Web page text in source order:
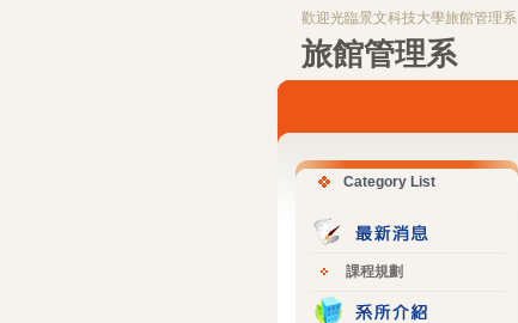
旅館管理系
歡迎光臨景文科技大學旅館管理系
Category List
課程規劃